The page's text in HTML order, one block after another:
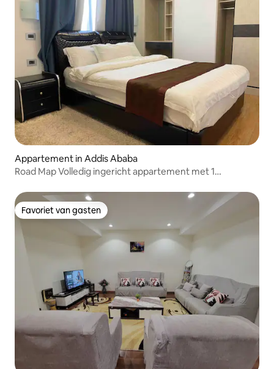
Appartement in Addis Ababa
Road Map Volledig ingericht appartement met 1
Favoriet van gasten
Favoriet van gasten